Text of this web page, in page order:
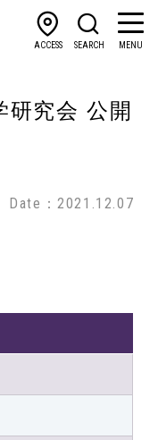
ACCESS SEARCH MENU
研究会 公開
Date：2021.12.07